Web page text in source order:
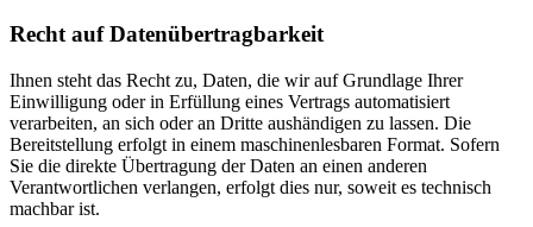
Recht auf Datenübertragbarkeit
Ihnen steht das Recht zu, Daten, die wir auf Grundlage Ihrer
Einwilligung oder in Erfüllung eines Vertrags automatisiert
verarbeiten, an sich oder an Dritte aushändigen zu lassen. Die
Bereitstellung erfolgt in einem maschinenlesbaren Format. Sofern
Sie die direkte Übertragung der Daten an einen anderen
Verantwortlichen verlangen, erfolgt dies nur, soweit es technisch
machbar ist.